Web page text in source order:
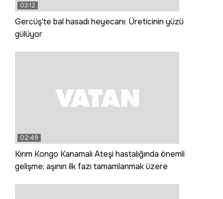
03:12
Gercüş'te bal hasadı heyecanı: Üreticinin yüzü
gülüyor
02:49
Kırım Kongo Kanamalı Ateşi hastalığında önemli
gelişme; aşının ilk fazı tamamlanmak üzere